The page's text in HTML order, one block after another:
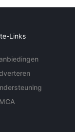
Links